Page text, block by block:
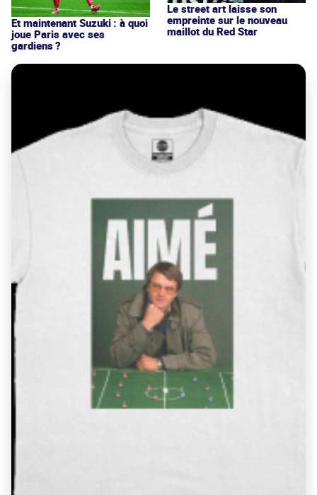
Et maintenant Suzuki : à quoi
joue Paris avec ses
gardiens ?
Le street art laisse son
empreinte sur le nouveau
maillot du Red Star